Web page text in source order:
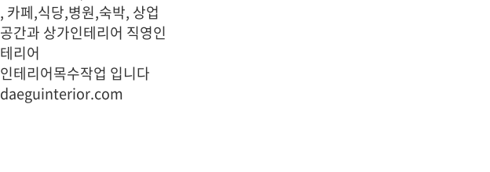
, 카페,식당,병원,숙박, 상업
공간과 상가인테리어 직영인
테리어
인테리어목수작업 입니다
daeguinterior.com